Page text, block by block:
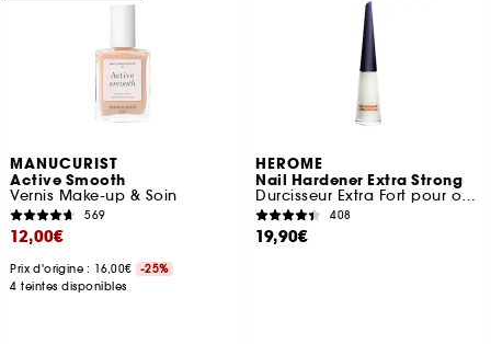
MANUCURIST
Active Smooth
Vernis Make-up & Soin
569
12,00€
Prix d'origine : 16,00€
-25%
4 teintes disponibles
HEROME
Nail Hardener Extra Strong
Durcisseur Extra Fort pour ongles
408
19,90€